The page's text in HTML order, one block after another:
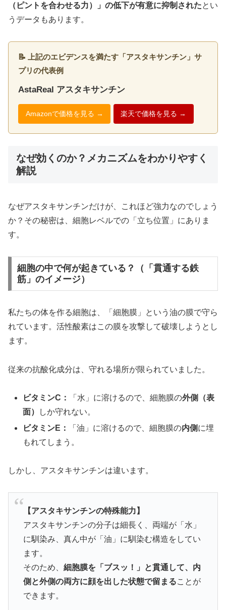
（ピントを合わせる力）」の低下が有意に抑制されたとい
うデータもあります。
📝 上記のエビデンスを満たす「アスタキサンチン」サ
プリの代表例
AstaReal アスタキサンチン
Amazonで価格を見る → 楽天で価格を見る →
なぜ効くのか？メカニズムをわかりやすく
解説
なぜアスタキサンチンだけが、これほど強力なのでしょう
か？その秘密は、細胞レベルでの「立ち位置」にありま
す。
細胞の中で何が起きている？（「貫通する鉄
筋」のイメージ）
私たちの体を作る細胞は、「細胞膜」という油の膜で守ら
れています。活性酸素はこの膜を攻撃して破壊しようとし
ます。
従来の抗酸化成分は、守れる場所が限られていました。
ビタミンC： 「水」に溶けるので、細胞膜の外側（表
面）
しか守れない。
ビタミンE：
「油」に溶けるので、細胞膜の内側 に埋
もれてしまう。
しかし、アスタキサンチンは違います。
【アスタキサンチンの特殊能力】
アスタキサンチンの分子は細長く、両端が「水」
に馴染み、真ん中が「油」に馴染む構造をしてい
ます。
そのため、 細胞膜を「ブスッ！」と貫通して、内
側と外側の両方に顔を出した状態で留まることが
できます。